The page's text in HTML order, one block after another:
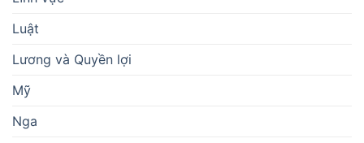
Luật
Lương và Quyền lợi
Mỹ
Nga